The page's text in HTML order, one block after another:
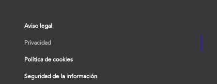
Aviso legal
Privacidad
Política de cookies
Seguridad de la información